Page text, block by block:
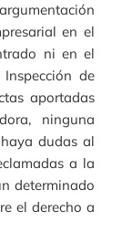
en el
ni en el
de
aportadas
ninguna
dudas al
a la
determinado
el derecho a